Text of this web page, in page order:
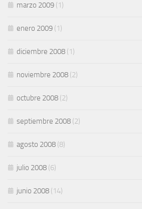
marzo 2009 (1)
enero 2009 (1)
diciembre 2008 (1)
noviembre 2008 (2)
octubre 2008 (2)
septiembre 2008 (2)
agosto 2008 (8)
julio 2008 (6)
junio 2008 (14)